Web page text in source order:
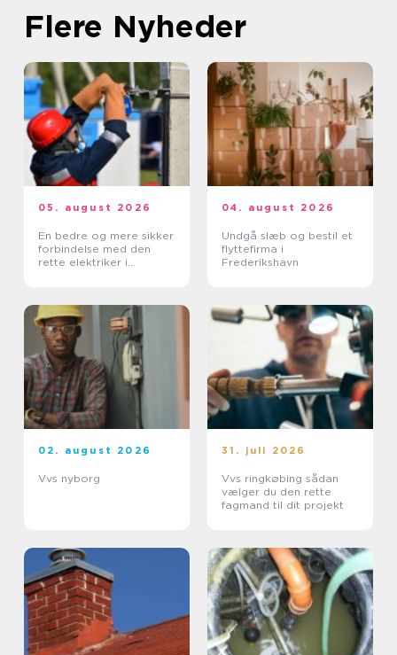
Flere Nyheder
05. august 2026
En bedre og mere sikker
forbindelse med den
rette elektriker i
04. august 2026
Undgå slæb og bestil et
flyttefirma i
Frederikshavn
02. august 2026
Vvs nyborg
31. juli 2026
Vvs ringkøbing sådan
vælger du den rette
fagmand til dit projekt